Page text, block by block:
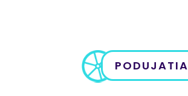
PODUJATIA